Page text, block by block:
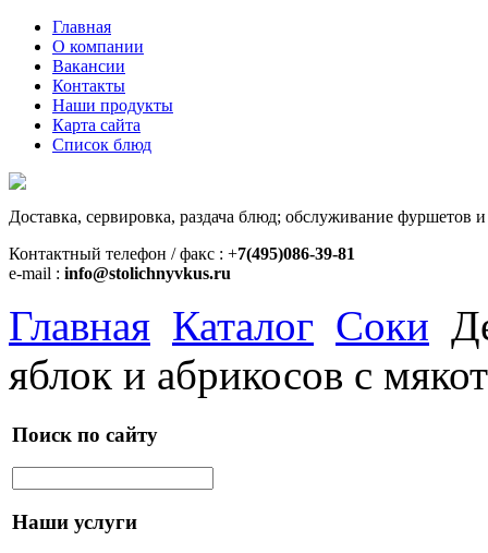
Главная
О компании
Вакансии
Контакты
Наши продукты
Карта сайта
Список блюд
Доставка, сервировка, раздача блюд; обслуживание фуршетов
Контактный телефон / факс : +7(495)086-39-81
e-mail : info@stolichnyvkus.ru
Главная Каталог Соки
яблок и абрикосов с
Поиск по сайту
Наши услуги